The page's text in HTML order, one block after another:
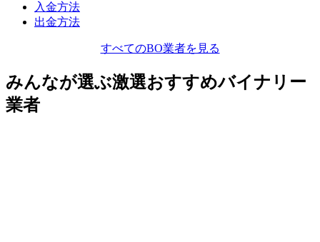
入金方法
出金方法
すべてのBO業者を見る
みんなが選ぶ激選おすすめバイナリー
業者